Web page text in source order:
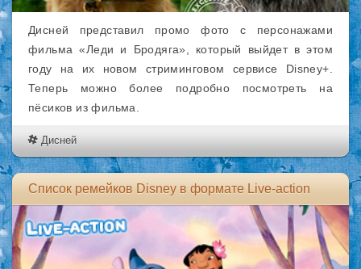
Дисней представил промо фото с персонажами
фильма «Леди и Бродяга», который выйдет в этом
году на их новом стриминговом сервисе Disney+.
Теперь можно более подробно посмотреть на
пёсиков из фильма.
Дисней
Список ремейков Disney в формате Live-action